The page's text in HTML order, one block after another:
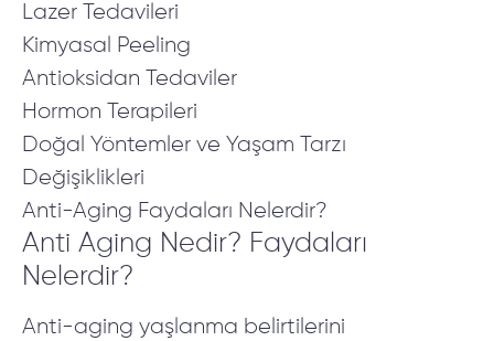
Lazer Tedavileri
Kimyasal Peeling
Antioksidan Tedaviler
Hormon Terapileri
Doğal Yöntemler ve Yaşam Tarzı
Değişiklikleri
Anti-Aging Faydaları Nelerdir?
Anti Aging Nedir? Faydaları
Nelerdir?
Anti-aging yaşlanma belirtilerini